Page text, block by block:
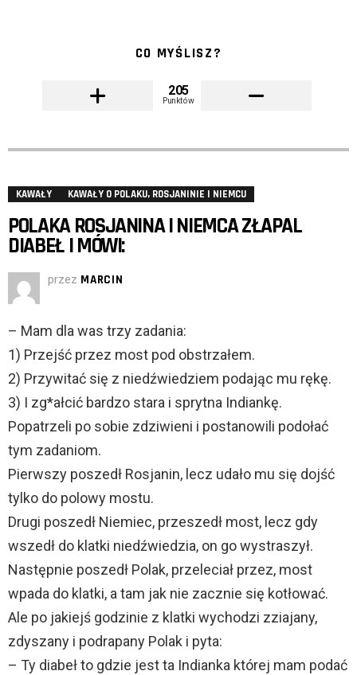
CO MYŚLISZ?
205
Punktów
KAWAŁY KAWAŁY O POLAKU, ROSJANINIE I NIEMCU
POLAKA ROSJANINA I NIEMCA ZŁAPAL
DIABEŁ I MÓWI:
przez MARCIN
– Mam dla was trzy zadania:
1) Przejść przez most pod obstrzałem.
2) Przywitać się z niedźwiedziem podając mu rękę.
3) I zg*ałcić bardzo stara i sprytna Indiankę.
Popatrzeli po sobie zdziwieni i postanowili podołać
tym zadaniom.
Pierwszy poszedł Rosjanin, lecz udało mu się dojść
tylko do polowy mostu.
Drugi poszedł Niemiec, przeszedł most, lecz gdy
wszedł do klatki niedźwiedzia, on go wystraszył.
Następnie poszedł Polak, przeleciał przez, most
wpada do klatki, a tam jak nie zacznie się kotłować.
Ale po jakiejś godzinie z klatki wychodzi zziajany,
zdyszany i podrapany Polak i pyta:
– Ty diabeł to gdzie jest ta Indianka której mam podać